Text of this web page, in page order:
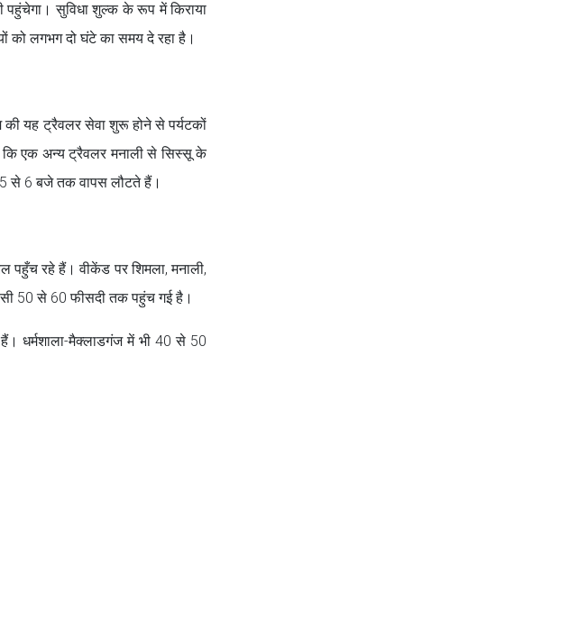
सुविधा शुल्क के रूप में किराया
को लगभग दो घंटे का समय दे रहा है।
की यह ट्रैवलर सेवा शुरू होने से पर्यटकों
कि एक अन्य ट्रैवलर मनाली से सिस्सू के
5 से 6 बजे तक वापस लौटते हैं।
पहुँच रहे हैं। वीकेंड पर शिमला, मनाली,
50 से 60 फीसदी तक पहुंच गई है।
धर्मशाला-मैक्लाडगंज में भी 40 से 50